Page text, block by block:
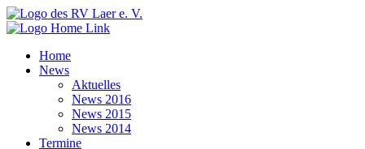
Home
News
Aktuelles
News 2016
News 2015
News 2014
Termine